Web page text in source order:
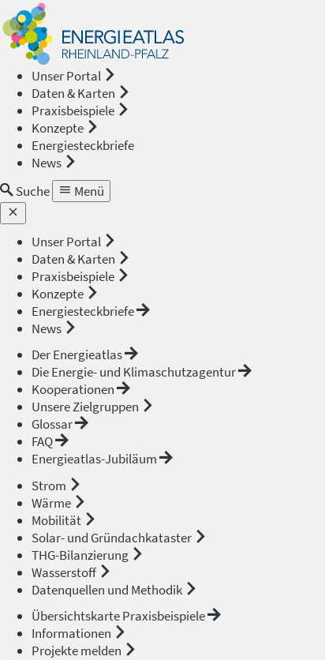
Unser Portal
Daten & Karten
Praxisbeispiele
Konzepte
Energiesteckbriefe
News
Suche
Menü
Unser Portal
Daten & Karten
Praxisbeispiele
Konzepte
Energiesteckbriefe
News
Der Energieatlas
Die Energie- und Klimaschutzagentur
Kooperationen
Unsere Zielgruppen
Glossar
FAQ
Energieatlas-Jubiläum
Strom
Wärme
Mobilität
Solar- und Gründachkataster
THG-Bilanzierung
Wasserstoff
Datenquellen und Methodik
Übersichtskarte Praxisbeispiele
Informationen
Projekte melden